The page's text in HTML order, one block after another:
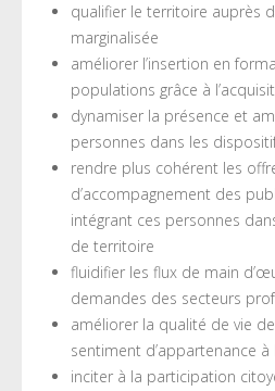
qualifier le territoire auprès
marginalisée
améliorer l’insertion en
populations grâce à
dynamiser la présence et
personnes dans les
rendre plus cohérent les
d’accompagnement des
intégrant ces personnes
de territoire
fluidifier les flux de main
demandes des secteurs
améliorer la qualité de vie
sentiment d’appartenance à
inciter à la participation